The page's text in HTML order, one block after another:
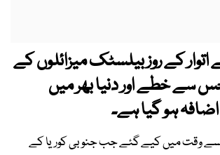
اتوار کے روز بیلسٹک میزائلوں کے
سے خطے اور دنیا بھر میں
ہو گیا ہے۔
وقت میں کیے گئے جب جنوبی کوریا کے